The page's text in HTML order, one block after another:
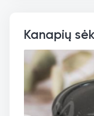
Kanapių